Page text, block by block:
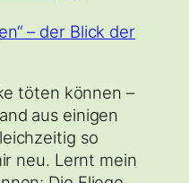
töten können –
aus einigen
so
neu. Lernt mein